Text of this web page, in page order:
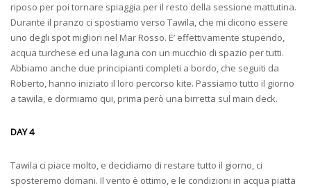
riposo per poi tornare spiaggia per il resto della sessione mattutina.
Durante il pranzo ci spostiamo verso Tawila, che mi dicono essere
uno degli spot migliori nel Mar Rosso. E’ effettivamente stupendo,
acqua turchese ed una laguna con un mucchio di spazio per tutti.
Abbiamo anche due principianti completi a bordo, che seguiti da
Roberto, hanno iniziato il loro percorso kite. Passiamo tutto il giorno
a tawila, e dormiamo qui, prima però una birretta sul main deck.
DAY 4
Tawila ci piace molto, e decidiamo di restare tutto il giorno, ci
sposteremo domani. Il vento è ottimo, e le condizioni in acqua piatta